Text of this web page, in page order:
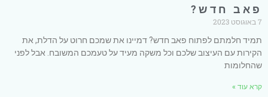
פאב חדש?
7 באוגוסט 2023
תמיד חלמתם לפתוח פאב חדש? דמיינו את שמכם חרוט על הדלת, את
הקירות עם העיצוב שלכם וכל משקה מעיד על טעמכם המשובח. אבל לפני
שהחלומות
קרא עוד »